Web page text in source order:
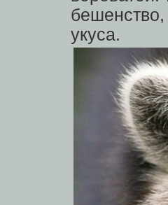
укуса.